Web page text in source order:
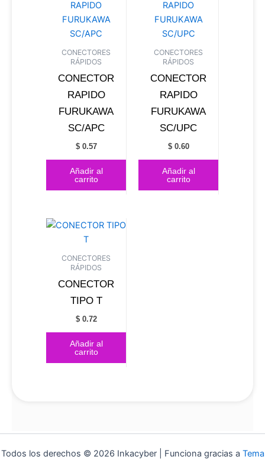
CONECTORES
RÁPIDOS
CONECTOR
RAPIDO
FURUKAWA
SC/APC
$0.57
Añadir al
carrito
CONECTORES
RÁPIDOS
CONECTOR
RAPIDO
FURUKAWA
SC/UPC
$0.60
Añadir al
carrito
CONECTORES
RÁPIDOS
CONECTOR
TIPO T
$0.72
Añadir al
carrito
Todos los derechos © 2026 Inkacyber | Funciona gracias a Tema